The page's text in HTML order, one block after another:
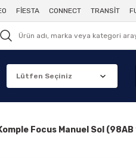
FİESTA CONNECT TRANSİT
Focus Manuel Sol